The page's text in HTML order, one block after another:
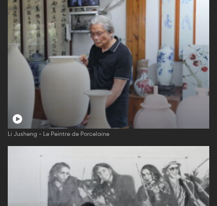
Li Jusheng - Le Peintre de Porcelaine